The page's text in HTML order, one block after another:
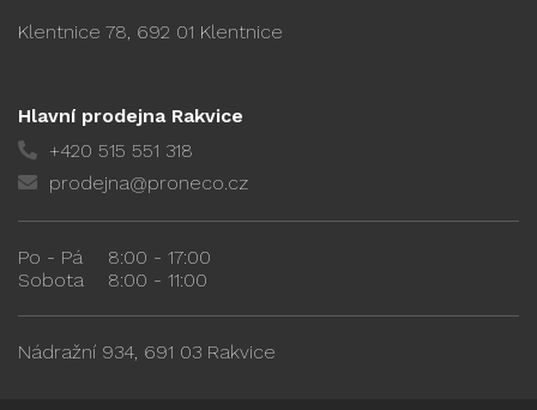
Klentnice 78, 692 01 Klentnice
Hlavní prodejna Rakvice
+420 515 551 318
prodejna@proneco.cz
Po - Pá
8:00 - 17:00
Sobota
8:00 - 11:00
Nádražní 934, 691 03 Rakvice